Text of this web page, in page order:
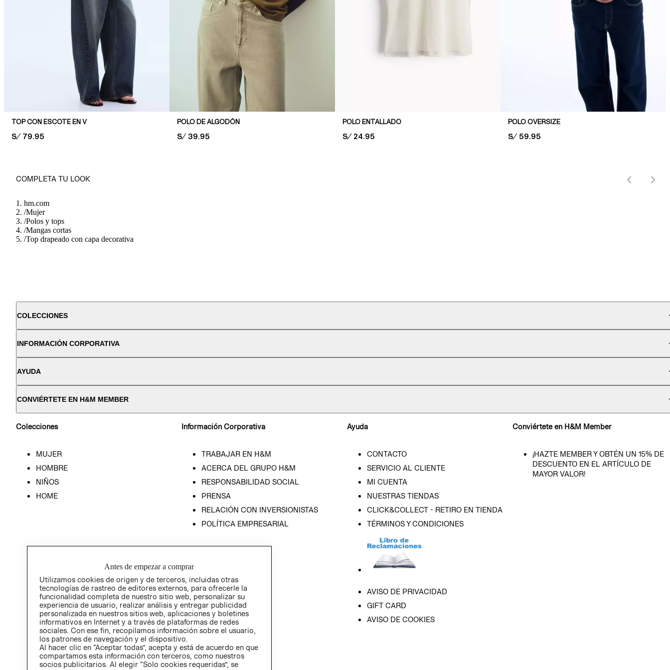
TOP CON ESCOTE EN V
PRICE:
S/ 79.95
POLO DE ALGODÓN
PRICE:
S/ 39.95
POLO ENTALLADO
PRICE:
S/ 24.95
POLO OVERSIZE
PRICE:
S/ 59.95
COMPLETA TU LOOK
hm.com
/Mujer
/Polos y tops
/Mangas cortas
/Top drapeado con capa decorativa
COLECCIONES
INFORMACIÓN CORPORATIVA
AYUDA
CONVIÉRTETE EN H&M MEMBER
Colecciones
MUJER
HOMBRE
NIÑOS
HOME
Información Corporativa
TRABAJAR EN H&M
ACERCA DEL GRUPO H&M
RESPONSABILIDAD SOCIAL
PRENSA
RELACIÓN CON INVERSIONISTAS
POLÍTICA EMPRESARIAL
Ayuda
CONTACTO
SERVICIO AL CLIENTE
MI CUENTA
NUESTRAS TIENDAS
CLICK&COLLECT - RETIRO EN TIENDA
TÉRMINOS Y CONDICIONES
AVISO DE PRIVACIDAD
GIFT CARD
AVISO DE COOKIES
Conviértete en H&M Member
¡HAZTE MEMBER Y OBTÉN UN 15% DE
DESCUENTO EN EL ARTÍCULO DE
MAYOR VALOR!
Antes de empezar a comprar
Utilizamos cookies de origen y de terceros, incluidas otras
tecnologías de rastreo de editores externos, para ofrecerle la
funcionalidad completa de nuestro sitio web, personalizar su
experiencia de usuario, realizar análisis y entregar publicidad
personalizada en nuestros sitios web, aplicaciones y boletines
informativos en Internet y a través de plataformas de redes
sociales. Con ese fin, recopilamos información sobre el usuario,
los patrones de navegación y el dispositivo.
Al hacer clic en “Aceptar todas”, acepta y está de acuerdo en que
compartamos esta información con terceros, como nuestros
socios publicitarios. Al elegir “Solo cookies requeridas”, se